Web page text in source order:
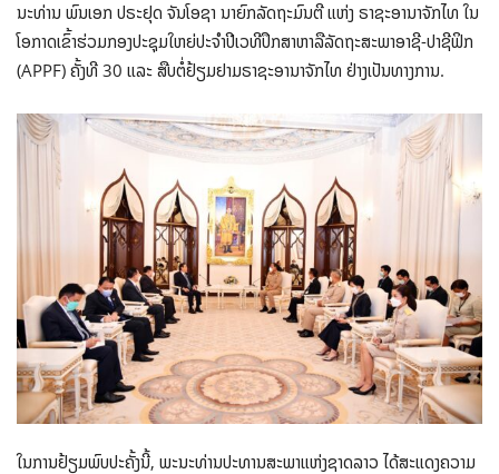
ນະທ່ານ ພົນເອກ ປຣະຢຸດ ຈັນໂອຊາ ນາຍົກລັດຖະມົນຕີ ແຫ່ງ ຣາຊະອານາຈັກໄທ ໃນ
ໂອກາດເຂົ້າຮ່ວມກອງປະຊຸມໃຫຍ່ປະຈໍາປີເວທີປຶກສາຫາລືລັດຖະສະພາອາຊີ-ປາຊີຟິກ
(APPF) ຄັ້ງທີ 30 ແລະ ສືບຕໍ່ຢ້ຽມຢາມຣາຊະອານາຈັກໄທ ຢ່າງເປັນທາງການ.
ໃນການຢ້ຽມພົບປະຄັ້ງນີ້, ພະນະທ່ານປະທານສະພາແຫ່ງຊາດລາວ ໄດ້ສະແດງຄວາມ